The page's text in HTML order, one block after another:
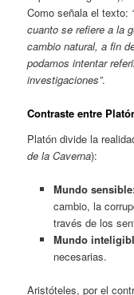
Como señala el texto:
cuanto se refiere a la
cambio natural, a fin
podamos intentar
investigaciones”.
Contraste entre
Platón divide la
de la Caverna):
Mundo
cambio, la
través de los
Mundo
necesarias.
Aristóteles, por el